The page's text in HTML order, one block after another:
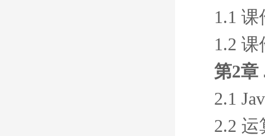
1.1 课
1.2 课
第2章
2.1
2.2